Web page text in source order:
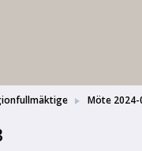
Möte 2024-